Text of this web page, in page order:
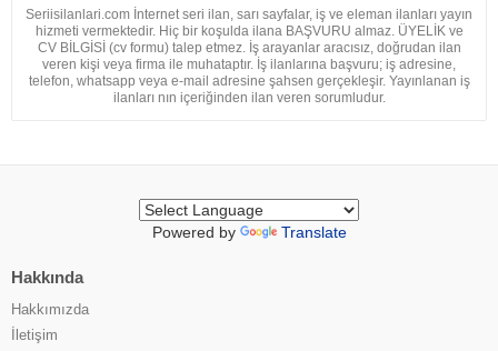
Seriisilanlari.com İnternet seri ilan, sarı sayfalar, iş ve eleman ilanları yayın
hizmeti vermektedir. Hiç bir koşulda ilana BAŞVURU almaz. ÜYELİK ve
CV BİLGİSİ (cv formu) talep etmez. İş arayanlar aracısız, doğrudan ilan
veren kişi veya firma ile muhataptır. İş ilanlarına başvuru; iş adresine,
telefon, whatsapp veya e-mail adresine şahsen gerçekleşir. Yayınlanan iş
ilanları nın içeriğinden ilan veren sorumludur.
Powered by Translate
Hakkında
Hakkımızda
İletişim